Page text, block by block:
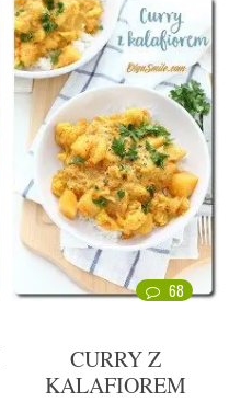
68
CURRY Z
KALAFIOREM